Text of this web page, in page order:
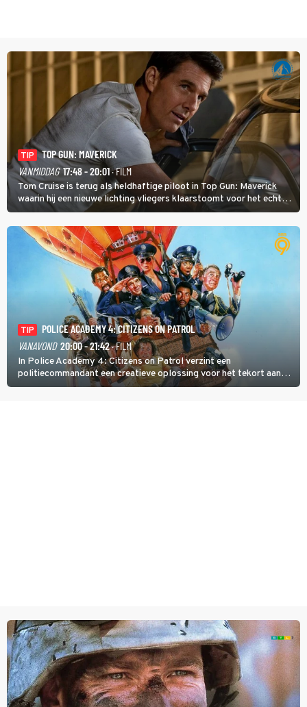
TIP
TOP GUN: MAVERICK
VANMIDDAG 17:48 - 20:01· FILM
Tom Cruise is terug als heldhaftige piloot in Top Gun: Maverick
waarin hij een nieuwe lichting vliegers klaarstoomt voor het echte
werk.
TIP
POLICE ACADEMY 4: CITIZENS ON PATROL
VANAVOND 20:00 - 21:42· FILM
In Police Academy 4: Citizens on Patrol verzint een
politiecommandant een creatieve oplossing voor het tekort aan
agenten.